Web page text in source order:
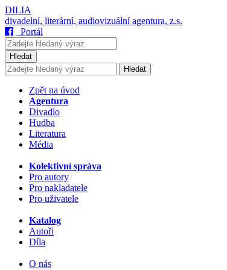
DILIA
divadelní, literární, audiovizuální agentura, z.s.
Portál
Hledat
Hledat
Zpět na úvod
Agentura
Divadlo
Hudba
Literatura
Média
Kolektivní správa
Pro autory
Pro nakladatele
Pro uživatele
Katalog
Autoři
Díla
O nás